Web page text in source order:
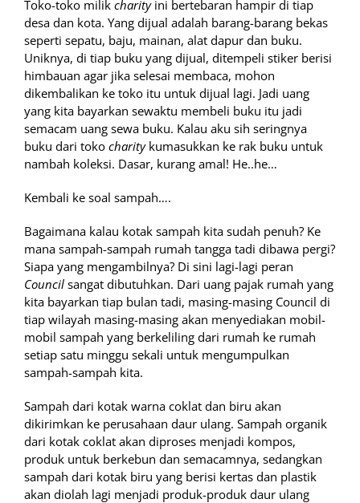
Toko-toko milik charityini bertebaran hampir di tiap
desa dan kota. Yang dijual adalah barang-barang bekas
seperti sepatu, baju, mainan, alat dapur dan buku.
Uniknya, di tiap buku yang dijual, ditempeli stiker berisi
himbauan agar jika selesai membaca, mohon
dikembalikan ke toko itu untuk dijual lagi. Jadi uang
yang kita bayarkan sewaktu membeli buku itu jadi
semacam uang sewa buku. Kalau aku sih seringnya
buku dari toko charitykumasukkan ke rak buku untuk
nambah koleksi. Dasar, kurang amal! He..he…
Kembali ke soal sampah….
Bagaimana kalau kotak sampah kita sudah penuh? Ke
mana sampah-sampah rumah tangga tadi dibawa pergi?
Siapa yang mengambilnya? Di sini lagi-lagi peran
Council sangat dibutuhkan. Dari uang pajak rumah yang
kita bayarkan tiap bulan tadi, masing-masing Council di
tiap wilayah masing-masing akan menyediakan mobil-
mobil sampah yang berkeliling dari rumah ke rumah
setiap satu minggu sekali untuk mengumpulkan
sampah-sampah kita.
Sampah dari kotak warna coklat dan biru akan
dikirimkan ke perusahaan daur ulang. Sampah organik
dari kotak coklat akan diproses menjadi kompos,
produk untuk berkebun dan semacamnya, sedangkan
sampah dari kotak biru yang berisi kertas dan plastik
akan diolah lagi menjadi produk-produk daur ulang